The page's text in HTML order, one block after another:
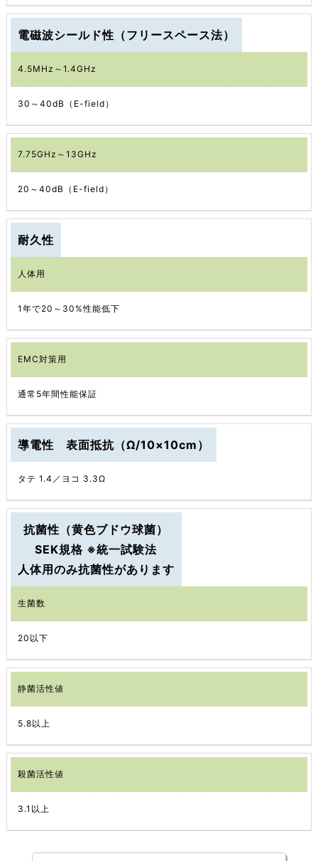
電磁波シールド性（フリースペース法）
4.5MHz～1.4GHz
30～40dB（E-field）
7.75GHz～13GHz
20～40dB（E-field）
耐久性
人体用
1年で20～30%性能低下
EMC対策用
通常5年間性能保証
導電性 表面抵抗（Ω/10×10cm）
タテ 1.4／ヨコ 3.3Ω
抗菌性（黄色ブドウ球菌）
SEK規格 ※統一試験法
人体用のみ抗菌性があります
生菌数
20以下
静菌活性値
5.8以上
殺菌活性値
3.1以上